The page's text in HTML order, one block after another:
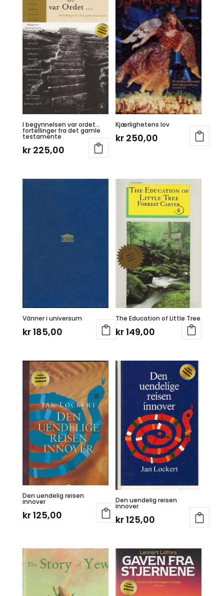
I begynnelsen var ordet…
fortellinger fra det gamle
testamente
kr225,00
Kjærlighetens lov
kr 250,00
Vänner i universum
kr185,00
The Education of Little Tree
kr149,00
Den uendelig reisen
innover
kr125,00
Den uendelig reisen
innover
kr125,00